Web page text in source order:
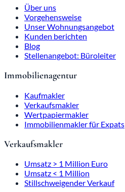
Über uns
Vorgehensweise
Unser Wohnungsangebot
Kunden berichten
Blog
Stellenangebot: Büroleiter
Immobilienagentur
Kaufmakler
Verkaufsmakler
Wertpapiermakler
Immobilienmakler für Expats
Verkaufsmakler
Umsatz > 1 Million Euro
Umsatz < 1 Million
Stillschweigender Verkauf